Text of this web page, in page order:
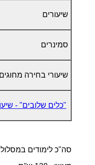
שיעורים
סמינרים
שיעורי בחירה
"כלים שלובים" -
סה"כ לימודים